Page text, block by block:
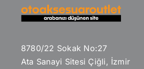
8780/22 Sokak No:27
Ata Sanayi Sitesi Çiğli, İzmir